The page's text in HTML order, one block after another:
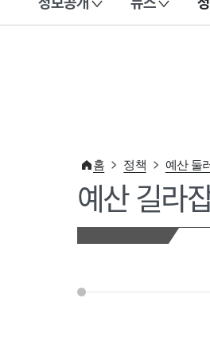
이 누리집은 대한민국 공식 전자정부
홈 정책 예산 둘
예산 길라